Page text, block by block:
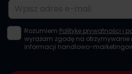
Adres e-mail
Rozumiem Politykę prywatności i
wyrażam zgodę na
informacji handlowo-